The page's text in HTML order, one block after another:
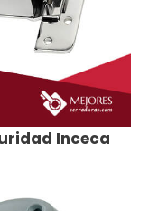
Inceca